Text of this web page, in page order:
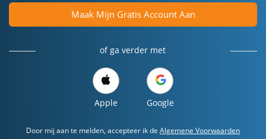
Maak Mijn Gratis Account Aan
of ga verder met
Apple Google
Door mij aan te melden, accepteer ik de Algemene Voorwaarden